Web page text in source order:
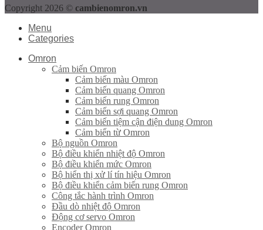
Copyright 2026 © cambienomron.vn
Menu
Categories
Omron
Cảm biến Omron
Cảm biến màu Omron
Cảm biến quang Omron
Cảm biến rung Omron
Cảm biến sợi quang Omron
Cảm biến tiệm cận điện dung Omron
Cảm biến từ Omron
Bộ nguồn Omron
Bộ điều khiển nhiệt độ Omron
Bộ điều khiển mức Omron
Bộ hiển thị xử lí tín hiệu Omron
Bộ điều khiển cảm biến rung Omron
Công tắc hành trình Omron
Đầu dò nhiệt độ Omron
Động cơ servo Omron
Encoder Omron